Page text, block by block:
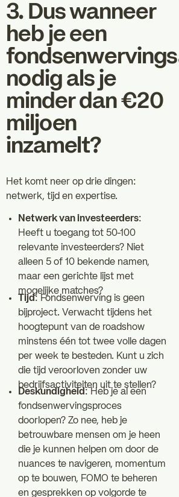
3. Dus wanneer
heb je een
nodig als je
minder dan €20
miljoen
inzamelt?
Het komt neer op drie dingen:
netwerk, tijd en expertise.
Netwerk van investeerders:
Heeft u toegang tot 50-100
relevante investeerders? Niet
alleen 5 of 10 bekende namen,
maar een gerichte lijst met
mogelijke matches?
Tijd: Fondsenwerving is geen
bijproject. Verwacht tijdens het
hoogtepunt van de roadshow
minstens één tot twee volle dagen
per week te besteden. Kunt u zich
die tijd veroorloven zonder uw
bedrijfsactiviteiten uit te stellen?
Deskundigheid: Heb je al een
fondsenwervingsproces
doorlopen? Zo nee, heb je
betrouwbare mensen om je heen
die je kunnen helpen om door de
nuances te navigeren, momentum
op te bouwen, FOMO te beheren
en gesprekken op volgorde te